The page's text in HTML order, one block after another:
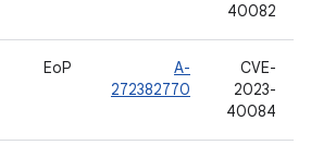
40082
CVE-
2023-
40084
A-
272382770
EoP